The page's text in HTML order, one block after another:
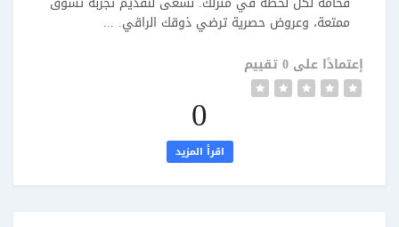
ممتعة، وعروض حصرية ترضي ذوقك الراقي. ...
إعتمادًا على 0 تقييم
0
اقرأ المزيد